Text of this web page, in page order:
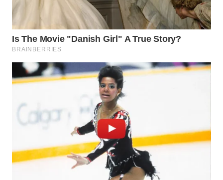
UTARA
WN
SAMOSIR
WN
PADANG
WN
CIANJUR